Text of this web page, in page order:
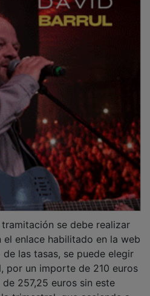
enlace habilitado en la web
las tasas, se puede elegir
por un importe de 210 euros
257,25 euros sin este
trimestral, que asciende a